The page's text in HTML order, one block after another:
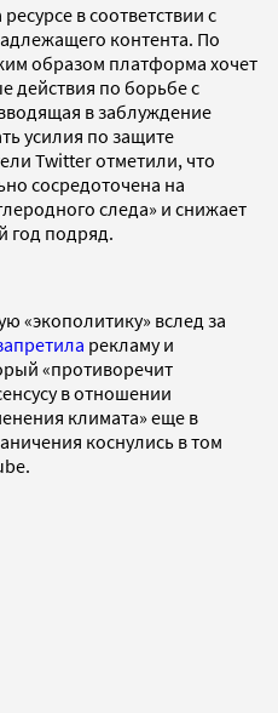
в соответствии с
контента. По
образом платформа хочет
действия по борьбе с
в заблуждение
усилия по защите
Twitter отметили, что
сосредоточена на
следа» и снижает
год подряд.
«экополитику» вслед за
рекламу и
«противоречит
в отношении
климата» еще в
коснулись в том